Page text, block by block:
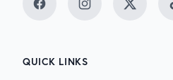
FacebookInstagramTwitter
QUICK LINKS